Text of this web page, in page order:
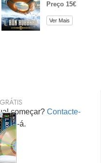
Preço 15€
Ver Mais
começar? Contacte-
lo-á.